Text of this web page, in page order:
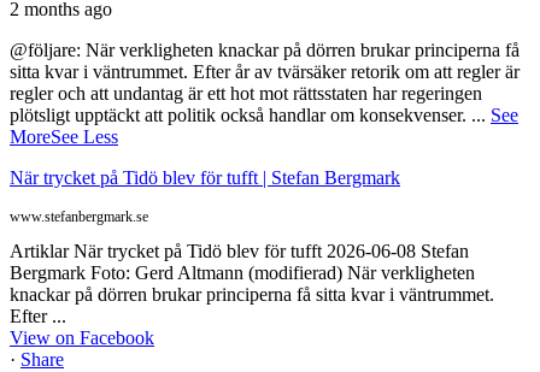
2 months ago
@följare: När verkligheten knackar på dörren brukar principerna få
sitta kvar i väntrummet. Efter år av tvärsäker retorik om att regler är
regler och att undantag är ett hot mot rättsstaten har regeringen
plötsligt upptäckt att politik också handlar om konsekvenser. ... See
MoreSee Less
När trycket på Tidö blev för tufft | Stefan Bergmark
www.stefanbergmark.se
Artiklar När trycket på Tidö blev för tufft 2026-06-08 Stefan
Bergmark Foto: Gerd Altmann (modifierad) När verkligheten
knackar på dörren brukar principerna få sitta kvar i väntrummet.
Efter ...
View on Facebook
· Share